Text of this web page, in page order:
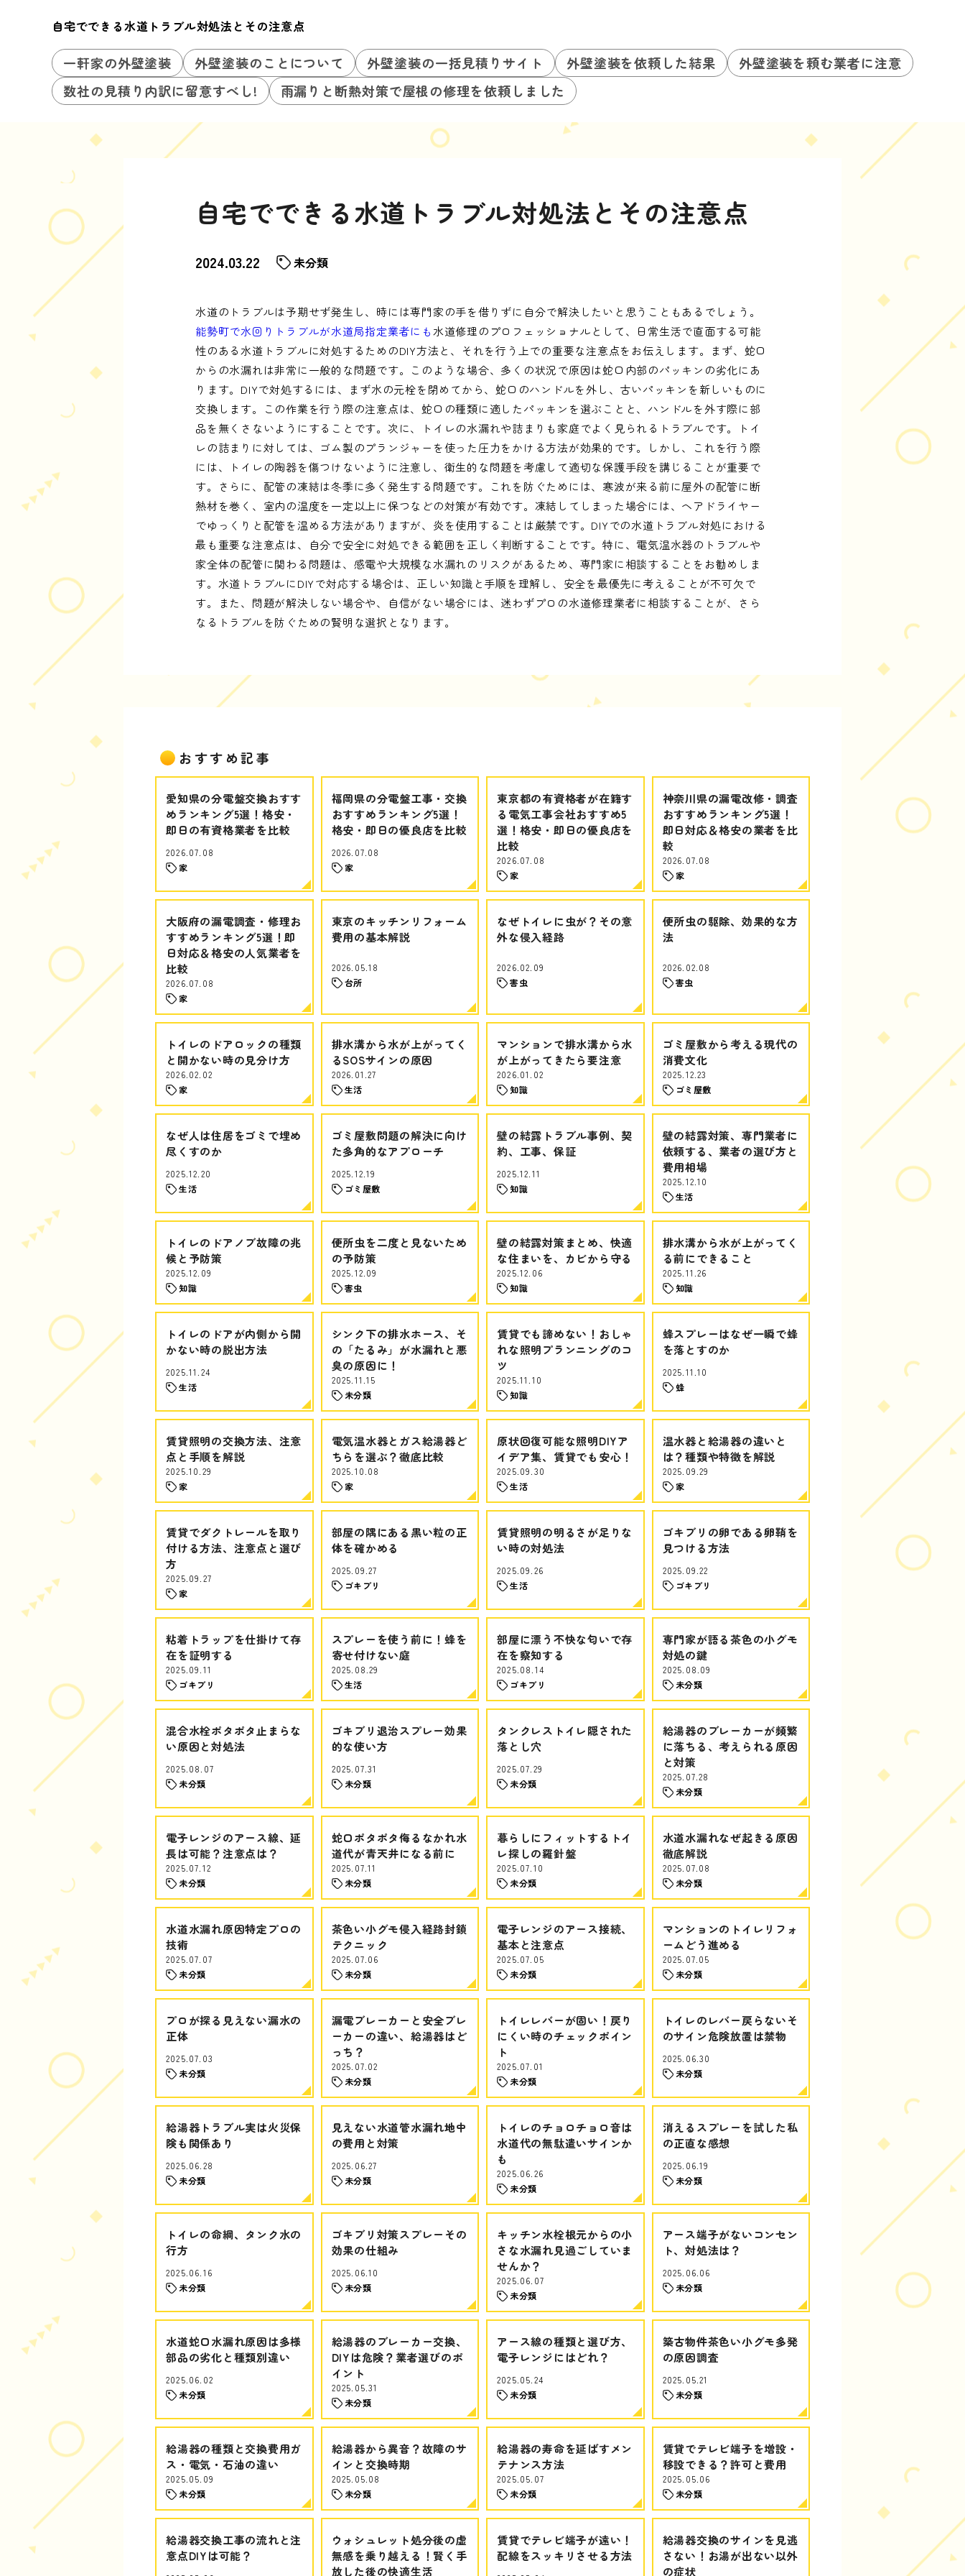
自宅でできる水道トラブル対処法とその注意点
一軒家の外壁塗装 外壁塗装のことについて 外壁塗装の一括見積りサイト 外壁塗装を依頼した結果
外壁塗装を頼む業者に注意
数社の見積り内訳に留意すべし!
雨漏りと断熱対策で屋根の修理を依頼しました
自宅でできる水道トラブル対処法とその注意点
2024.03.22 未分類
水道のトラブルは予期せず発生し、時には専門家の手を借りずに自分で解決したいと思うこともあるでしょう。
能勢町で水回りトラブルが水道局指定業者にも水道修理のプロフェッショナルとして、日常生活で直面する可能
性のある水道トラブルに対処するためのDIY方法と、それを行う上での重要な注意点をお伝えします。まず、蛇口
からの水漏れは非常に一般的な問題です。このような場合、多くの状況で原因は蛇口内部のパッキンの劣化にあ
ります。DIYで対処するには、まず水の元栓を閉めてから、蛇口のハンドルを外し、古いパッキンを新しいものに
交換します。この作業を行う際の注意点は、蛇口の種類に適したパッキンを選ぶことと、ハンドルを外す際に部
品を無くさないようにすることです。次に、トイレの水漏れや詰まりも家庭でよく見られるトラブルです。トイ
レの詰まりに対しては、ゴム製のプランジャーを使った圧力をかける方法が効果的です。しかし、これを行う際
には、トイレの陶器を傷つけないように注意し、衛生的な問題を考慮して適切な保護手段を講じることが重要で
す。さらに、配管の凍結は冬季に多く発生する問題です。これを防ぐためには、寒波が来る前に屋外の配管に断
熱材を巻く、室内の温度を一定以上に保つなどの対策が有効です。凍結してしまった場合には、ヘアドライヤー
でゆっくりと配管を温める方法がありますが、炎を使用することは厳禁です。DIYでの水道トラブル対処における
最も重要な注意点は、自分で安全に対処できる範囲を正しく判断することです。特に、電気温水器のトラブルや
家全体の配管に関わる問題は、感電や大規模な水漏れのリスクがあるため、専門家に相談することをお勧めしま
す。水道トラブルにDIYで対応する場合は、正しい知識と手順を理解し、安全を最優先に考えることが不可欠で
す。また、問題が解決しない場合や、自信がない場合には、迷わずプロの水道修理業者に相談することが、さら
なるトラブルを防ぐための賢明な選択となります。
おすすめ記事
愛知県の分電盤交換おすす
めランキング5選！格安・
即日の有資格業者を比較
2026.07.08
家
福岡県の分電盤工事・交換
おすすめランキング5選！
格安・即日の優良店を比較
2026.07.08
家
東京都の有資格者が在籍す
る電気工事会社おすすめ5
選！格安・即日の優良店を
比較
2026.07.08
家
神奈川県の漏電改修・調査
おすすめランキング5選！
即日対応＆格安の業者を比
較
2026.07.08
家
大阪府の漏電調査・修理お
すすめランキング5選！即
日対応＆格安の人気業者を
比較
2026.07.08
家
東京のキッチンリフォーム
費用の基本解説
2026.05.18
台所
なぜトイレに虫が？その意
外な侵入経路
2026.02.09
害虫
便所虫の駆除、効果的な方
法
2026.02.08
害虫
トイレのドアロックの種類
と開かない時の見分け方
2026.02.02
家
排水溝から水が上がってく
るSOSサインの原因
2026.01.27
生活
マンションで排水溝から水
が上がってきたら要注意
2026.01.02
知識
ゴミ屋敷から考える現代の
消費文化
2025.12.23
ゴミ屋敷
なぜ人は住居をゴミで埋め
尽くすのか
2025.12.20
生活
ゴミ屋敷問題の解決に向け
た多角的なアプローチ
2025.12.19
ゴミ屋敷
壁の結露トラブル事例、契
約、工事、保証
2025.12.11
知識
壁の結露対策、専門業者に
依頼する、業者の選び方と
費用相場
2025.12.10
生活
トイレのドアノブ故障の兆
候と予防策
2025.12.09
知識
便所虫を二度と見ないため
の予防策
2025.12.09
害虫
壁の結露対策まとめ、快適
な住まいを、カビから守る
2025.12.06
知識
排水溝から水が上がってく
る前にできること
2025.11.26
知識
トイレのドアが内側から開
かない時の脱出方法
2025.11.24
生活
シンク下の排水ホース、そ
の「たるみ」が水漏れと悪
臭の原因に！
2025.11.15
未分類
賃貸でも諦めない！おしゃ
れな照明プランニングのコ
ツ
2025.11.10
知識
蜂スプレーはなぜ一瞬で蜂
を落とすのか
2025.11.10
蜂
賃貸照明の交換方法、注意
点と手順を解説
2025.10.29
家
電気温水器とガス給湯器ど
ちらを選ぶ？徹底比較
2025.10.08
家
原状回復可能な照明DIYア
イデア集、賃貸でも安心！
2025.09.30
生活
温水器と給湯器の違いと
は？種類や特徴を解説
2025.09.29
家
賃貸でダクトレールを取り
付ける方法、注意点と選び
方
2025.09.27
家
部屋の隅にある黒い粒の正
体を確かめる
2025.09.27
ゴキブリ
賃貸照明の明るさが足りな
い時の対処法
2025.09.26
生活
ゴキブリの卵である卵鞘を
見つける方法
2025.09.22
ゴキブリ
粘着トラップを仕掛けて存
在を証明する
2025.09.11
ゴキブリ
スプレーを使う前に！蜂を
寄せ付けない庭
2025.08.29
生活
部屋に漂う不快な匂いで存
在を察知する
2025.08.14
ゴキブリ
専門家が語る茶色の小グモ
対処の鍵
2025.08.09
未分類
混合水栓ポタポタ止まらな
い原因と対処法
2025.08.07
未分類
ゴキブリ退治スプレー効果
的な使い方
2025.07.31
未分類
タンクレストイレ隠された
落とし穴
2025.07.29
未分類
給湯器のブレーカーが頻繁
に落ちる、考えられる原因
と対策
2025.07.28
未分類
電子レンジのアース線、延
長は可能？注意点は？
2025.07.12
未分類
蛇口ポタポタ侮るなかれ水
道代が青天井になる前に
2025.07.11
未分類
暮らしにフィットするトイ
レ探しの羅針盤
2025.07.10
未分類
水道水漏れなぜ起きる原因
徹底解説
2025.07.08
未分類
水道水漏れ原因特定プロの
技術
2025.07.07
未分類
茶色い小グモ侵入経路封鎖
テクニック
2025.07.06
未分類
電子レンジのアース接続、
基本と注意点
2025.07.05
未分類
マンションのトイレリフォ
ームどう進める
2025.07.05
未分類
プロが探る見えない漏水の
正体
2025.07.03
未分類
漏電ブレーカーと安全ブレ
ーカーの違い、給湯器はど
っち？
2025.07.02
未分類
トイレレバーが固い！戻り
にくい時のチェックポイン
ト
2025.07.01
未分類
トイレのレバー戻らないそ
のサイン危険放置は禁物
2025.06.30
未分類
給湯器トラブル実は火災保
険も関係あり
2025.06.28
未分類
見えない水道管水漏れ地中
の費用と対策
2025.06.27
未分類
トイレのチョロチョロ音は
水道代の無駄遣いサインか
も
2025.06.26
未分類
消えるスプレーを試した私
の正直な感想
2025.06.19
未分類
トイレの命綱、タンク水の
行方
2025.06.16
未分類
ゴキブリ対策スプレーその
効果の仕組み
2025.06.10
未分類
キッチン水栓根元からの小
さな水漏れ見過ごしていま
せんか？
2025.06.07
未分類
アース端子がないコンセン
ト、対処法は？
2025.06.06
未分類
水道蛇口水漏れ原因は多様
部品の劣化と種類別違い
2025.06.02
未分類
給湯器のブレーカー交換、
DIYは危険？業者選びのポ
イント
2025.05.31
未分類
アース線の種類と選び方、
電子レンジにはどれ？
2025.05.24
未分類
築古物件茶色い小グモ多発
の原因調査
2025.05.21
未分類
給湯器の種類と交換費用ガ
ス・電気・石油の違い
2025.05.09
未分類
給湯器から異音？故障のサ
インと交換時期
2025.05.08
未分類
給湯器の寿命を延ばすメン
テナンス方法
2025.05.07
未分類
賃貸でテレビ端子を増設・
移設できる？許可と費用
2025.05.06
未分類
給湯器交換工事の流れと注
意点DIYは可能？
ウォシュレット処分後の虚
無感を乗り越える！賢く手
放した後の快適生活
賃貸でテレビ端子が遠い！
配線をスッキリさせる方法
給湯器交換のサインを見逃
さない！お湯が出ない以外
の症状